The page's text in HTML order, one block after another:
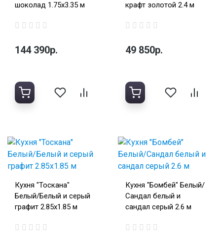
шоколад 1.75х3.35 м
144 390р.
крафт золотой 2.4 м
49 850р.
Кухня "Тоскана"
Белый/Белый и серый
графит 2.85х1.85 м
Кухня "Бомбей" Белый/
Сандал белый и
сандал серый 2.6 м